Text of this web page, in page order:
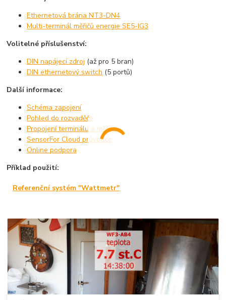
Ethernetová brána NT3-DN4
Multi-terminál měřičů energie SE5-IG3
Volitelné příslušenství:
DIN napájecí zdroj (až pro 5 bran)
DIN ethernetový switch (5 portů)
Další informace:
Schéma zapojení
Pohled do rozvaděče
Propojení terminálu a měřiče
SensorFor Cloud průvodce
Online podpora
Příklad použití:
Referenční systém "Wattmetr"